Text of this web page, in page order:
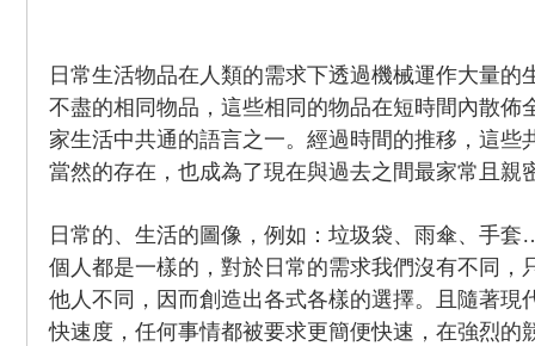
日常生活物品在人類的需求下透過機械運作大量的
不盡的相同物品，這些相同的物品在短時間內散佈
家生活中共通的語言之一。經過時間的推移，這些
當然的存在，也成為了現在與過去之間最家常且親
日常的、生活的圖像，例如：垃圾袋、雨傘、手
個人都是一樣的，對於日常的需求我們沒有不同，
他人不同，因而創造出各式各樣的選擇。且隨著現
快速度，任何事情都被要求更簡便快速，在強烈的